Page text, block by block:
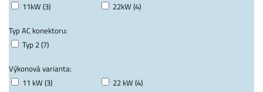
11kW (3)
22kW (4)
Typ AC konektoru:
Typ 2 (7)
Výkonová varianta:
11 kW (3)
22 kW (4)